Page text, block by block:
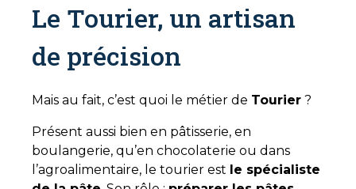
Le Tourier, un artisan
de précision
Mais au fait, c’est quoi le métier de Tourier ?
Présent aussi bien en pâtisserie, en
boulangerie, qu’en chocolaterie ou dans
l’agroalimentaire, le tourier est le spécialiste